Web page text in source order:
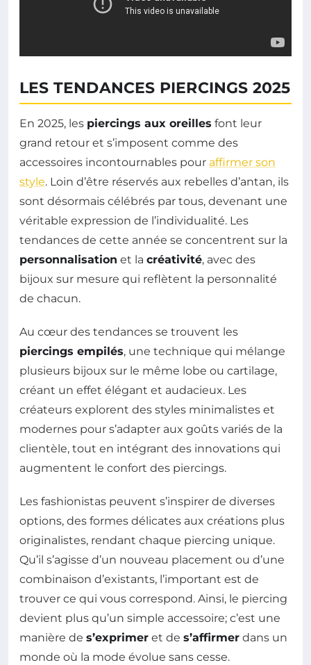
LES TENDANCES PIERCINGS 2025
En 2025, les piercings aux oreilles font leur
grand retour et s’imposent comme des
accessoires incontournables pour affirmer son
style. Loin d’être réservés aux rebelles d’antan, ils
sont désormais célébrés par tous, devenant une
véritable expression de l’individualité. Les
tendances de cette année se concentrent sur la
personnalisation et la créativité, avec des
bijoux sur mesure qui reflètent la personnalité
de chacun.
Au cœur des tendances se trouvent les
piercings empilés, une technique qui mélange
plusieurs bijoux sur le même lobe ou cartilage,
créant un effet élégant et audacieux. Les
créateurs explorent des styles minimalistes et
modernes pour s’adapter aux goûts variés de la
clientèle, tout en intégrant des innovations qui
augmentent le confort des piercings.
Les fashionistas peuvent s’inspirer de diverses
options, des formes délicates aux créations plus
originalistes, rendant chaque piercing unique.
Qu’il s’agisse d’un nouveau placement ou d’une
combinaison d’existants, l’important est de
trouver ce qui vous correspond. Ainsi, le piercing
devient plus qu’un simple accessoire; c’est une
manière de s’exprimer et de s’affirmer dans un
monde où la mode évolue sans cesse.